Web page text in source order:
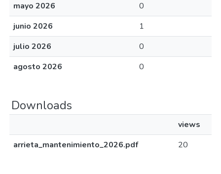
mayo 2026
0
junio 2026
1
julio 2026
0
agosto 2026
0
Downloads
views
arrieta_mantenimiento_2026.pdf
20